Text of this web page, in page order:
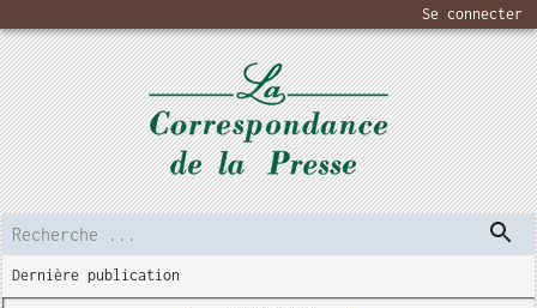
Se connecter
Dernière publication